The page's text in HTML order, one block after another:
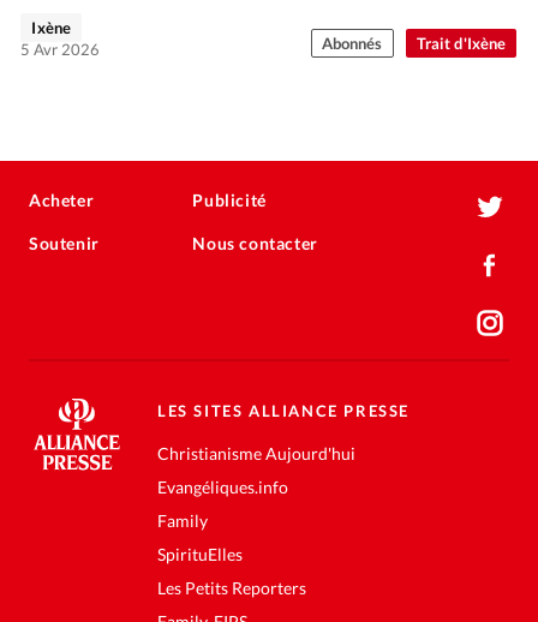
Trait d'Ixène
Ixène
5 Avr 2026
Abonnés
Acheter
Soutenir
Publicité
Nous contacter
LES SITES ALLIANCE PRESSE
Christianisme Aujourd'hui
Evangéliques.info
Family
SpirituElles
Les Petits Reporters